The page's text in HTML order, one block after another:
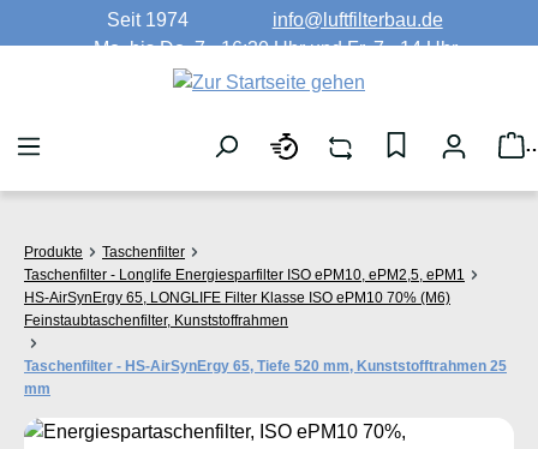
Zum Hauptinhalt springen
Seit 1974
info@luftfilterbau.de
Mo. bis Do. 7 - 16:30 Uhr und Fr. 7 - 14 Uhr
Produkte
Taschenfilter
Taschenfilter - Longlife Energiesparfilter ISO ePM10, ePM2,5, ePM1
HS-AirSynErgy 65, LONGLIFE Filter Klasse ISO ePM10 70% (M6)
Feinstaubtaschenfilter, Kunststoffrahmen
Taschenfilter - HS-AirSynErgy 65, Tiefe 520 mm, Kunststofftrahmen 25
mm
Bildergalerie überspringen